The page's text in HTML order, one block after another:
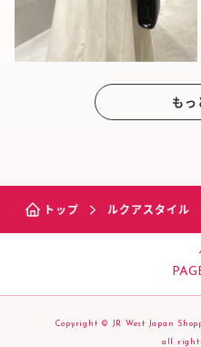
もっ
トップ ルクアスタイル
Copyright © JR West Japan
all rights